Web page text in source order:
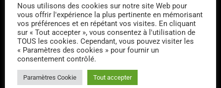
ENREGISTRER MON NOM, MON E-MAIL ET MON SITE DANS LE
NAVIGATEUR POUR MON PROCHAIN COMMENTAIRE.
SAISISSEZ VOTRE RÉPONSE EN CHIFFRES
Nous utilisons des cookies sur notre site Web pour
vous offrir l'expérience la plus pertinente en mémorisant
vos préférences et en répétant vos visites. En cliquant
sur « Tout accepter », vous consentez à l'utilisation de
TOUS les cookies. Cependant, vous pouvez visiter les
« Paramètres des cookies » pour fournir un
consentement contrôlé.
Paramètres Cookie Tout accepter